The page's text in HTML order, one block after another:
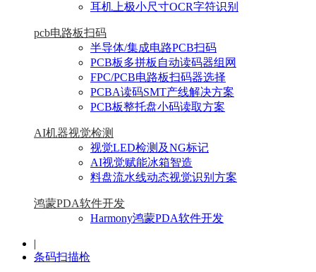
耳机上极小尺寸OCR字符识别
pcb电路板扫码
半导体/集成电路PCB扫码
PCB板多拼板自动读码器组网
FPC/PCB电路板扫码器选择
PCBA读码SMT产线解决方案
PCB板整托盘小码读取方案
AI机器视觉检测
视觉LED检测及NG标记
AI视觉赋能冰箱智造
料盘流水线动态视觉识别方案
鸿蒙PDA软件开发
Harmony鸿蒙PDA软件开发
|
条码扫描枪